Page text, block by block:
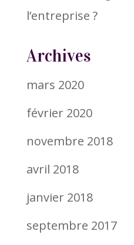
l’entreprise ?
Archives
mars 2020
février 2020
novembre 2018
avril 2018
janvier 2018
septembre 2017